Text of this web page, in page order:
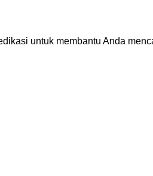
untuk membantu Anda